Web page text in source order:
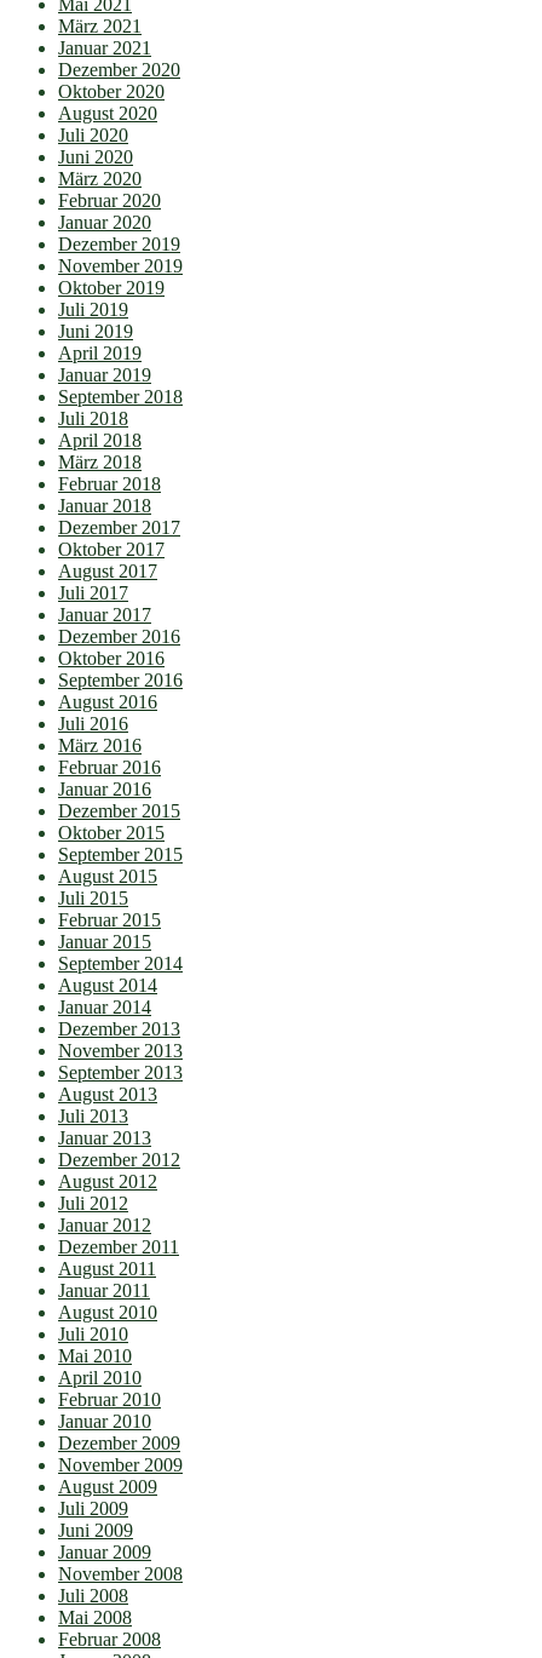
März 2021
Januar 2021
Dezember 2020
Oktober 2020
August 2020
Juli 2020
Juni 2020
März 2020
Februar 2020
Januar 2020
Dezember 2019
November 2019
Oktober 2019
Juli 2019
Juni 2019
April 2019
Januar 2019
September 2018
Juli 2018
April 2018
März 2018
Februar 2018
Januar 2018
Dezember 2017
Oktober 2017
August 2017
Juli 2017
Januar 2017
Dezember 2016
Oktober 2016
September 2016
August 2016
Juli 2016
März 2016
Februar 2016
Januar 2016
Dezember 2015
Oktober 2015
September 2015
August 2015
Juli 2015
Februar 2015
Januar 2015
September 2014
August 2014
Januar 2014
Dezember 2013
November 2013
September 2013
August 2013
Juli 2013
Januar 2013
Dezember 2012
August 2012
Juli 2012
Januar 2012
Dezember 2011
August 2011
Januar 2011
August 2010
Juli 2010
Mai 2010
April 2010
Februar 2010
Januar 2010
Dezember 2009
November 2009
August 2009
Juli 2009
Juni 2009
Januar 2009
November 2008
Juli 2008
Mai 2008
Februar 2008